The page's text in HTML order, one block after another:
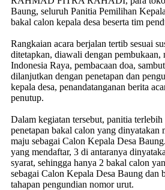
Baung, seluruh Panitia Pemilihan
bakal calon kepala desa beserta tim
Rangkaian acara berjalan tertib sesuai
ditetapkan, diawali dengan pembukaan,
Indonesia Raya, pembacaan doa,
dilanjutkan dengan penetapan dan
kepala desa, penandatanganan berita
penutup.
Dalam kegiatan tersebut, panitia
penetapan bakal calon yang dinyatakan
maju sebagai Calon Kepala Desa
yang mendaftar, 3 di antaranya
syarat, sehingga hanya 2 bakal calon
sebagai Calon Kepala Desa Baung dan
tahapan pengundian nomor urut.